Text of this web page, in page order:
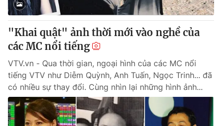
"Khai quật" ảnh thời mới vào nghề của
các MC nổi tiếng
VTV.vn - Qua thời gian, ngoại hình của các MC nổi
tiếng VTV như Diễm Quỳnh, Anh Tuấn, Ngọc Trinh... đã
có nhiều sự thay đổi. Cùng nhìn lại những hình ảnh...